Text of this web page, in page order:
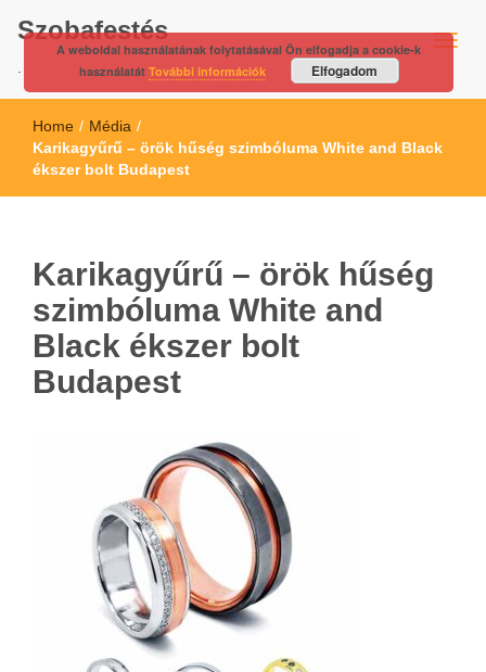
Szobafestés
Home / Média /
Karikagyűrű – örök hűség szimbóluma White and Black
ékszer bolt Budapest
Karikagyűrű – örök hűség
szimbóluma White and
Black ékszer bolt
Budapest
A weboldal használatának folytatásával Ön elfogadja a cookie-k
használatát További információk Elfogadom